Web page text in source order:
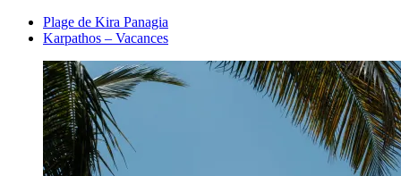
Plage de Kira Panagia
Karpathos – Vacances